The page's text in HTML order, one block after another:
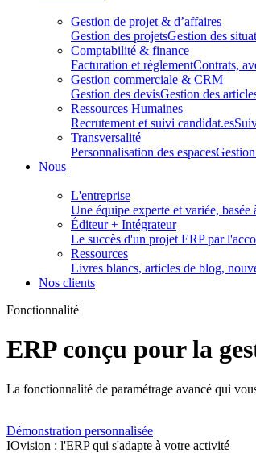
Gestion de projet & d’affaires
Gestion des projetsGestion des
Comptabilité & finance
Facturation et règlementContrats,
Gestion commerciale & CRM
Gestion des devisGestion des
Ressources Humaines
Recrutement et suivi candidat.es
Transversalité
Personnalisation des espaces
Nous
L'entreprise
Une équipe experte et variée, basée
Éditeur + Intégrateur
Le succès d'un projet ERP par
Ressources
Livres blancs, articles de blog,
Nos clients
Fonctionnalité
ERP conçu pour la
La fonctionnalité de paramétrage avancé qui
Démonstration personnalisée
IOvision : l'ERP qui s'adapte à votre activité